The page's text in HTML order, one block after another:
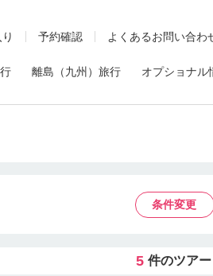
予約確認 よくあるお問い合わ
離島（九州）旅行 オプショナル
条件変更
5 件のツアー